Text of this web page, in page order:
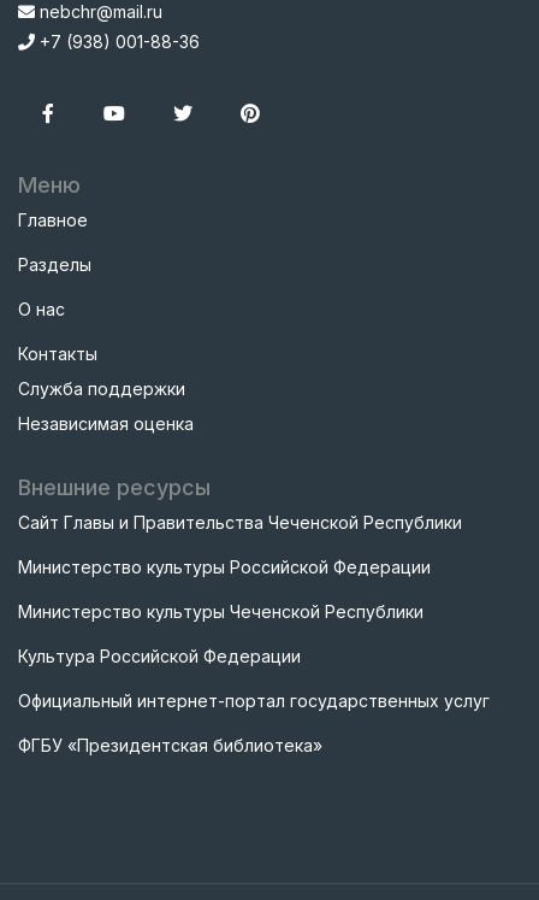
nebchr@mail.ru
+7 (938) 001-88-36
Меню
Главное
Разделы
О нас
Контакты
Служба поддержки
Независимая оценка
Внешние ресурсы
Сайт Главы и Правительства Чеченской Республики
Министерство культуры Российской Федерации
Министерство культуры Чеченской Республики
Культура Российской Федерации
Официальный интернет-портал государственных услуг
ФГБУ «Президентская библиотека»